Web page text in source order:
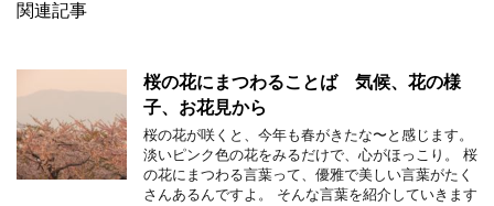
関連記事
桜の花にまつわることば 気候、花の様
子、お花見から
桜の花が咲くと、今年も春がきたな〜と感じます。
淡いピンク色の花をみるだけで、心がほっこり。 桜
の花にまつわる言葉って、優雅で美しい言葉がたく
さんあるんですよ。 そんな言葉を紹介していきます